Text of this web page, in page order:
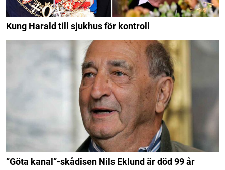
Kung Harald till sjukhus för kontroll
”Göta kanal”-skådisen Nils Eklund är död 99 år